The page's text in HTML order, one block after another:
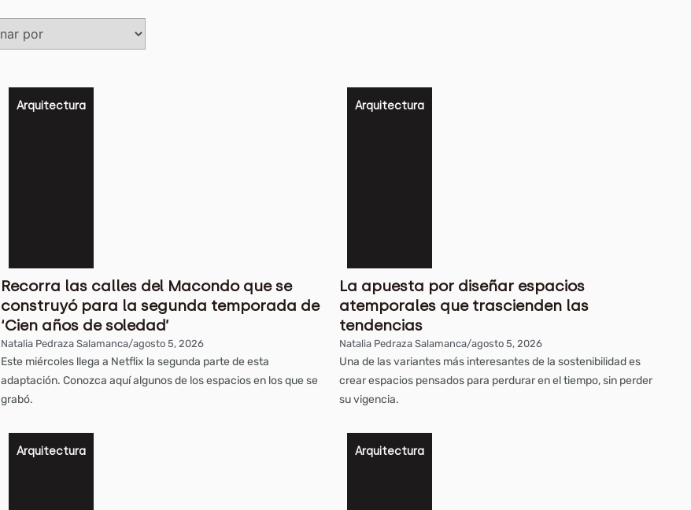
Arquitectura
¿Vivir sin aire
Descubra esta
vivienda en Risaralda
diseñada con
Arquitectura
Recorra las calles del Macondo que se
construyó para la segunda temporada de
‘Cien años de soledad’
Natalia Pedraza Salamanca/agosto 5, 2026
Este miércoles llega a Netflix la segunda parte de esta
adaptación. Conozca aquí algunos de los espacios en los que se
grabó.
Arquitectura
La apuesta por diseñar espacios
atemporales que trascienden las
tendencias
Natalia Pedraza Salamanca/agosto 5, 2026
Una de las variantes más interesantes de la sostenibilidad es
crear espacios pensados para perdurar en el tiempo, sin perder
su vigencia.
Arquitectura Arquitectura